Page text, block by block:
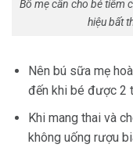
Bố mẹ cần cho bé tiêm
hiệu bất
Nên bú sữa mẹ
đến khi bé được 2
Khi mang thai và
không uống rượu